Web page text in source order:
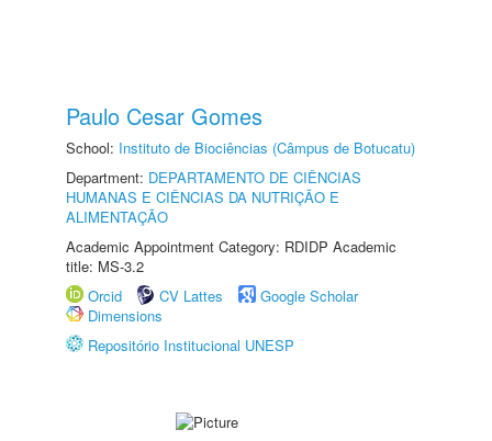
Paulo Cesar Gomes
School: Instituto de Biociências (Câmpus de Botucatu)
Department: DEPARTAMENTO DE CIÊNCIAS
HUMANAS E CIÊNCIAS DA NUTRIÇÃO E
ALIMENTAÇÃO
Academic Appointment Category: RDIDP Academic
title: MS-3.2
Orcid
CV Lattes
Google Scholar
Dimensions
Repositório Institucional UNESP